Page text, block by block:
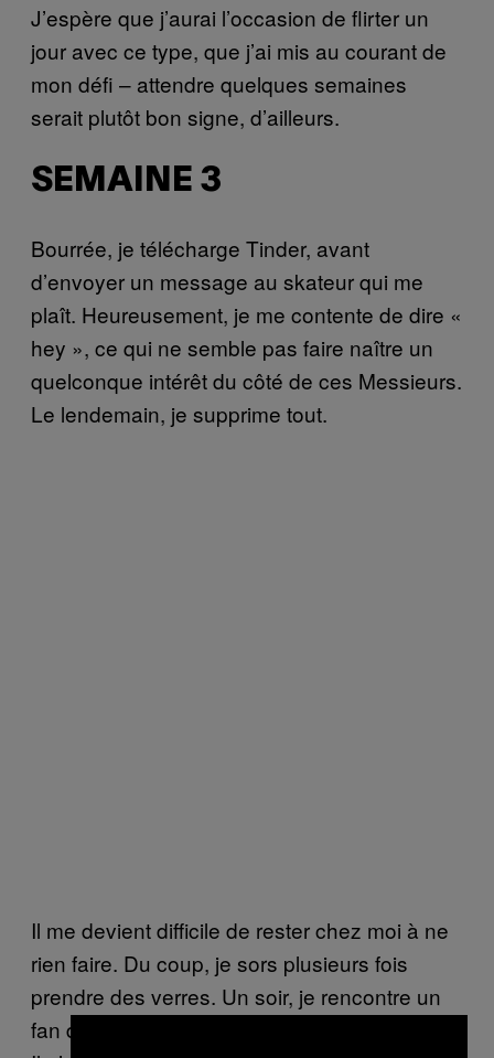
J’espère que j’aurai l’occasion de flirter un
jour avec ce type, que j’ai mis au courant de
mon défi – attendre quelques semaines
serait plutôt bon signe, d’ailleurs.
SEMAINE 3
Bourrée, je télécharge Tinder, avant
d’envoyer un message au skateur qui me
plaît. Heureusement, je me contente de dire «
hey », ce qui ne semble pas faire naître un
quelconque intérêt du côté de ces Messieurs.
Le lendemain, je supprime tout.
Il me devient difficile de rester chez moi à ne
rien faire. Du coup, je sors plusieurs fois
prendre des verres. Un soir, je rencontre un
fan de baseball, bandana vissé sur le crâne.